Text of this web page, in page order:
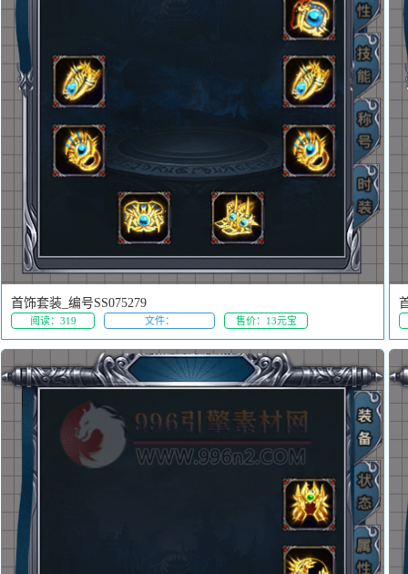
首饰套装_编号SS075279
阅读：319 文件： 售价：13元宝